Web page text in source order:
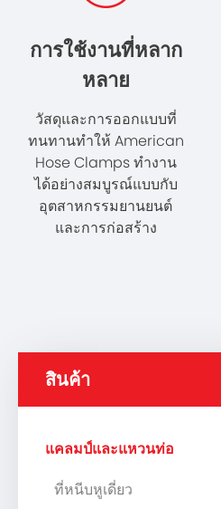
การใช้งานที่หลาก
หลาย
วัสดุและการออกแบบที่
ทนทานทำให้ American
Hose Clamps ทำงาน
ได้อย่างสมบูรณ์แบบกับ
อุตสาหกรรมยานยนต์
และการก่อสร้าง
สินค้า
แคลมป์และแหวนท่อ
ที่หนีบหูเดี่ยว